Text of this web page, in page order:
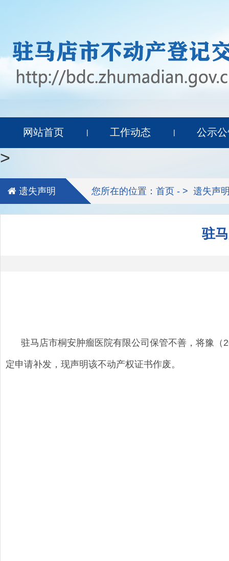
网站首页 | 工作动态 | 公示
>
遗失声明 您所在的位置：首页 - > 遗失声
驻
驻马店市桐安肿瘤医院有限公司保管不善，将豫（
定申请补发，现声明该不动产权证书作废。